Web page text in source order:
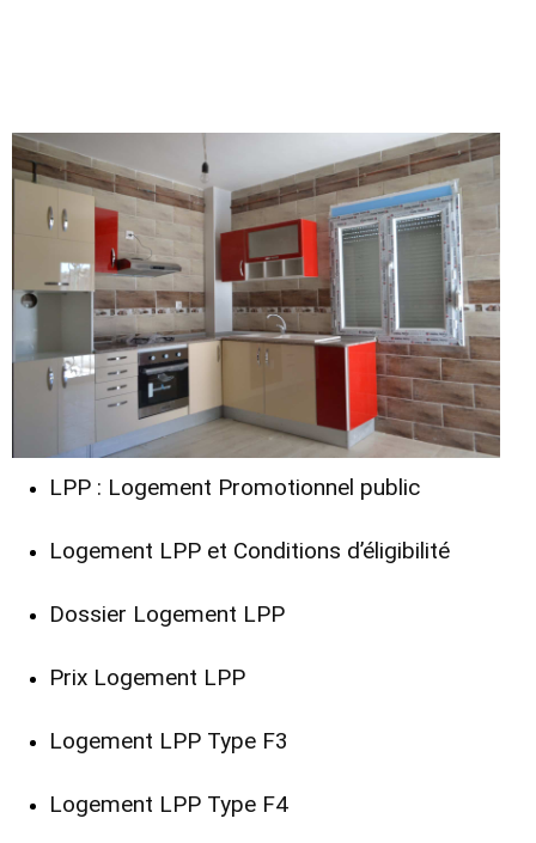
LPP : Logement Promotionnel public
Logement LPP et Conditions d’éligibilité
Dossier Logement LPP
Prix Logement LPP
Logement LPP Type F3
Logement LPP Type F4